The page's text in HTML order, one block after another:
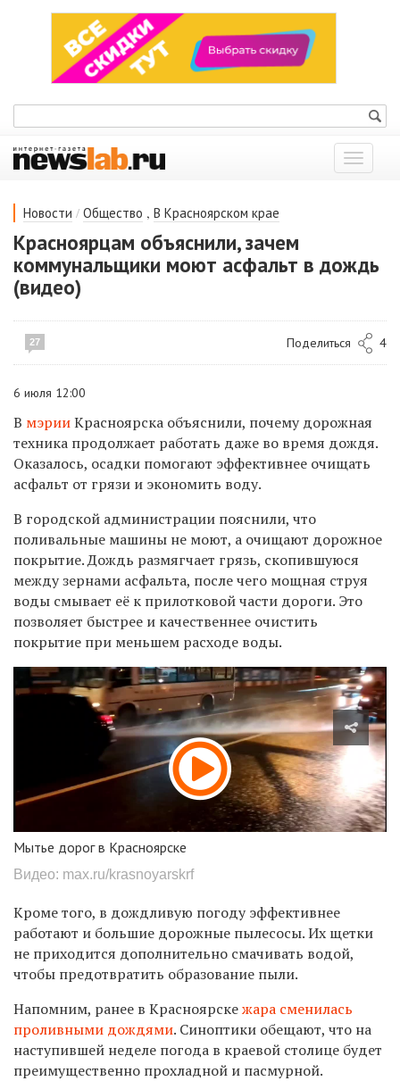
Показать
меню
Новости / Общество , В Красноярском крае
Красноярцам объяснили, зачем
коммунальщики моют асфальт в дождь
(видео)
27 Поделиться 4
6 июля 12:00
В мэрииКрасноярска объяснили, почему дорожная
техника продолжает работать даже во время дождя.
Оказалось, осадки помогают эффективнее очищать
асфальт от грязи и экономить воду.
В городской администрации пояснили, что
поливальные машины не моют, а очищают дорожное
покрытие. Дождь размягчает грязь, скопившуюся
между зернами асфальта, после чего мощная струя
воды смывает её к прилотковой части дороги. Это
позволяет быстрее и качественнее очистить
покрытие при меньшем расходе воды.
Мытье дорог в Красноярске
Видео: max.ru/krasnoyarskrf
Кроме того, в дождливую погоду эффективнее
работают и большие дорожные пылесосы. Их щетки
не приходится дополнительно смачивать водой,
чтобы предотвратить образование пыли.
Напомним, ранее в Красноярскежара сменилась
проливными дождями. Синоптики обещают, что на
наступившей неделе погода в краевой столице будет
преимущественно прохладной и пасмурной.